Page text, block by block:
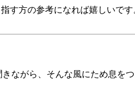
す方の参考になれば嬉しいです
ながら、そんな風にため息を